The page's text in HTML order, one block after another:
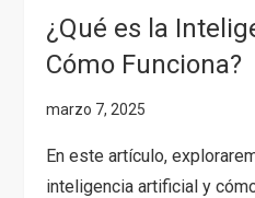
¿Qué es la
Cómo Funciona?
En este artículo,
inteligencia artificial y